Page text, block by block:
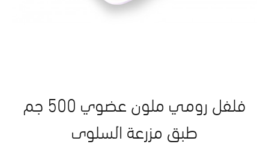
فلفل رومي ملون عضوي 500 جم
طبق مزرعة السلوى